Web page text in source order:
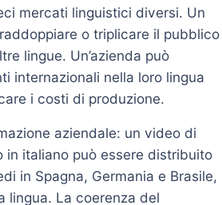
mercati linguistici diversi. Un
o triplicare il pubblico
lingue. Un’azienda può
internazionali nella loro lingua
i costi di produzione.
aziendale: un video di
in italiano può essere distribuito
in Spagna, Germania e Brasile,
lingua. La coerenza del